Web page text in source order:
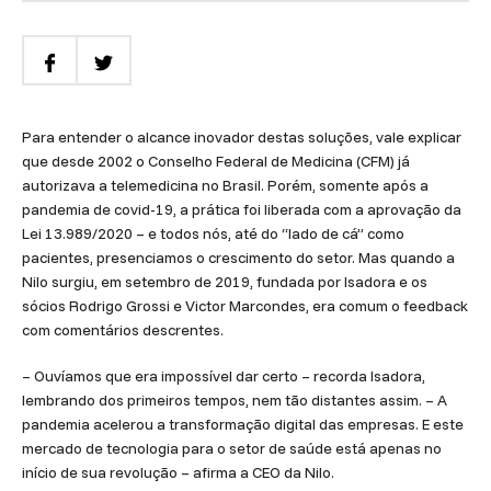
Para entender o alcance inovador destas soluções, vale explicar
que desde 2002 o Conselho Federal de Medicina (CFM) já
autorizava a telemedicina no Brasil. Porém, somente após a
pandemia de covid-19, a prática foi liberada com a aprovação da
Lei 13.989/2020 – e todos nós, até do “lado de cá” como
pacientes, presenciamos o crescimento do setor. Mas quando a
Nilo surgiu, em setembro de 2019, fundada por Isadora e os
sócios Rodrigo Grossi e Victor Marcondes, era comum o feedback
com comentários descrentes.
– Ouvíamos que era impossível dar certo – recorda Isadora,
lembrando dos primeiros tempos, nem tão distantes assim. – A
pandemia acelerou a transformação digital das empresas. E este
mercado de tecnologia para o setor de saúde está apenas no
início de sua revolução – afirma a CEO da Nilo.